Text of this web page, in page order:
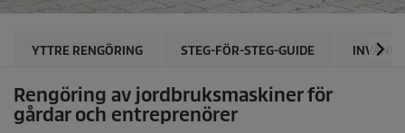
YTTRE RENGÖRING STEG-FÖR-STEG-GUIDE
Rengöring av jordbruksmaskiner för
gårdar och entreprenörer